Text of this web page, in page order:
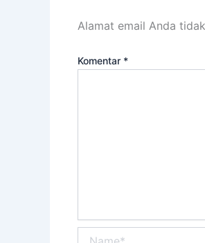
Alamat email Anda
Komentar *